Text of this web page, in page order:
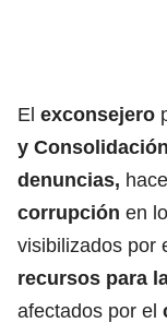
El exconsejero
y
denuncias,
corrupción en
visibilizados por
recursos para
afectados por el